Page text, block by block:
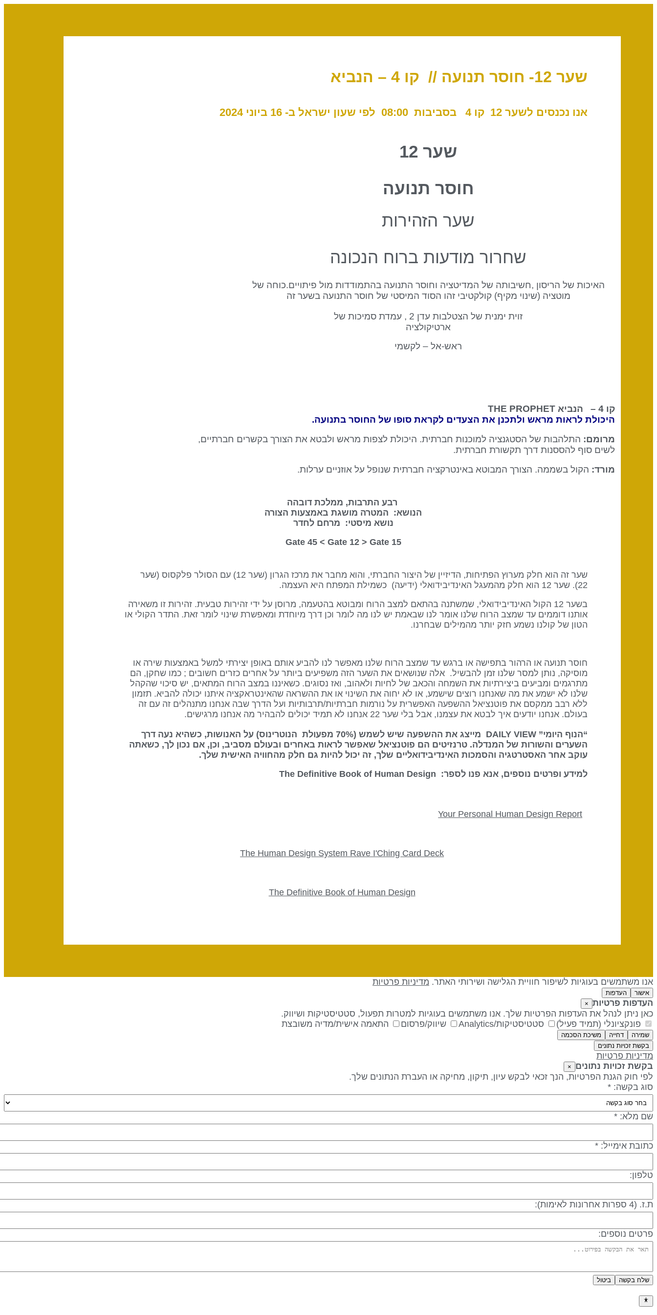
שער 12- חוסר תנועה // קו 4 – הנביא
אנו נכנסים לשער 12 קו 4 בסביבות 08:00 לפי שעון ישראל ב- 16 ביוני 2024
שער 12
חוסר תנועה
שער הזהירות
שחרור מודעות ברוח הנכונה
האיכות של הריסון ,חשיבותה של המדיטציה וחוסר התנועה בהתמודדות מול פיתויים.כוחה של
מוטציה (שינוי מקיף) קולקטיבי זהו הסוד המיסטי של חוסר התנועה בשער זה
זוית ימנית של הצטלבות עדן 2 , עמדת סמיכות של
ארטיקולציה
ראש-אל – לקשמי
קו 4 – הנביא THE PROPHET
היכולת לראות מראש ולתכנן את הצעדים לקראת סופו של החוסר בתנועה.
מרומם: התלהבות של הסטגנציה למוכנות חברתית. היכולת לצפות מראש ולבטא את הצורך בקשרים חברתיים,
לשים סוף להססנות דרך תקשורת חברתית.
מורד: הקול בשממה. הצורך המבוטא באינטרקציה חברתית שנופל על אוזניים ערלות.
רבע התרבות, ממלכת דובהה
הנושא: המטרה מושגת באמצעות הצורה
נושא מיסטי: מרחם לחדר
15 Gate 45 <
Gate 12> Gate
שער זה הוא חלק מערוץ הפתיחות, הדיזיין של היצור החברתי, והוא מחבר את מרכז הגרון (שער 12) עם הסולר פלקסוס (שער
22). שער 12 הוא חלק מהמעגל האינדיבידואלי (ידיעה) כשמילת המפתח היא העצמה.
בשער 12 הקול האינדיבידואלי, שמשתנה בהתאם למצב הרוח ומבוטא בהטעמה, מרוסן על ידי זהירות טבעית. זהירות זו משאירה
אותנו דוממים עד שמצב הרוח שלנו אומר לנו שבאמת יש לנו מה לומר וכן דרך מיוחדת ומאפשרת שינוי לומר זאת. התדר הקולי או
הטון של קולנו נשמע חזק יותר מהמילים שבחרנו.
חוסר תנועה או הרהור בתפישה או ברגש עד שמצב הרוח שלנו מאפשר לנו להביע אותם באופן יצירתי למשל באמצעות שירה או
מוסיקה, נותן למסר שלנו זמן להבשיל. אלה שנושאים את השער הזה משפיעים ביותר על אחרים כזרים חשובים ; כמו שחקן, הם
מתרגמים ומביעים ביצירתיות את השמחה והכאב של לחיות ולאהוב, ואז נסוגים. כשאיננו במצב הרוח המתאים, יש סיכוי שהקהל
שלנו לא ישמע את מה שאנחנו רוצים שישמע, או לא יחוה את השינוי או את ההשראה שהאינטראקציה איתנו יכולה להביא. תזמון
ללא רבב ממקסם את פוטנציאל ההשפעה האפשרית על נורמות חברתיות/תרבותיות ועל הדרך שבה אנחנו מתנהלים זה עם זה
בעולם. אנחנו יודעים איך לבטא את עצמנו, אבל בלי שער 22 אנחנו לא תמיד יכולים להבהיר מה אנחנו מרגישים.
“הנוף היומי” DAILY VIEW מייצג את ההשפעה שיש לשמש (70% מפעולת הנוטרינוס) על האנושות, כשהיא נעה דרך
השערים והשורות של המנדלה. טרנזיטים הם פוטנציאל שאפשר לראות באחרים ובעולם מסביב, וכן, אם נכון לך, כשאתה
עוקב אחר האסטרטגיה והסמכות האינדיבידואליים שלך, זה יכול להיות גם חלק מהחוויה האישית שלך.
למידע ופרטים נוספים, אנא פנו לספר: The Definitive Book of Human Design
Your Personal Human Design Report
The Human Design System Rave I'Ching Card Deck
The Definitive Book of Human Design
אנו משתמשים בעוגיות לשיפור חוויית הגלישה ושירותי האתר. מדיניות פרטיות
אישור העדפות
העדפות פרטיות ×
כאן ניתן לנהל את העדפות הפרטיות שלך. אנו משתמשים בעוגיות למטרות תפעול, סטטיסטיקות ושיווק.
פונקציונלי (תמיד פעיל)
סטטיסטיקות/Analytics שיווק/פרסום התאמה אישית/מדיה משובצת
שמירה דחייה
משיכת הסכמה
בקשת זכויות נתונים
מדיניות פרטיות
בקשת זכויות נתונים
×
לפי חוק הגנת הפרטיות, הנך זכאי לבקש עיון, תיקון, מחיקה או העברת הנתונים שלך.
סוג בקשה: *
שם מלא: *
כתובת אימייל: *
טלפון:
ת.ז. (4 ספרות אחרונות לאימות):
פרטים נוספים:
שלח בקשה ביטול